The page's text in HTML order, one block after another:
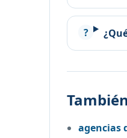
agencias